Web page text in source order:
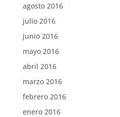
agosto 2016
julio 2016
junio 2016
mayo 2016
abril 2016
marzo 2016
febrero 2016
enero 2016